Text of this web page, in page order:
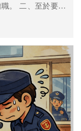
。 二、至於要事
上1年未滿者，於